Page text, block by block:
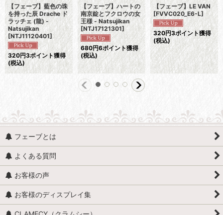
【フェーブ】藍色の珠
を持った辰 Drache ド
ラッチェ (龍) -
Natsujikan
[NTJ11120401]
320円3ポイント獲得
(税込)
【フェーブ】ハートの
南京錠とフクロウの女
王様 - Natsujikan
[NTJ17121301]
680円6ポイント獲得
(税込)
【フェーブ】LE VAN
[FVVC020_E6-L]
320円3ポイント獲得
(税込)
フェーブとは
よくある質問
お客様の声
お客様のディスプレイ集